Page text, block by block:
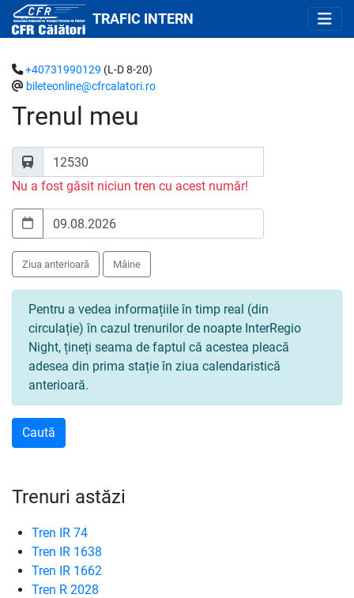
TRAFIC INTERN
Trenul meu
+40731990129 (L-D 8-20)
bileteonline@cfrcalatori.ro
Nu a fost găsit niciun tren cu acest număr!
Ziua anterioară Mâine
Pentru a vedea informațiile în timp real (din
circulație) în cazul trenurilor de noapte InterRegio
Night, țineți seama de faptul că acestea pleacă
adesea din prima stație în ziua calendaristică
anterioară.
Trenuri astăzi
Tren IR 74
Tren IR 1638
Tren IR 1662
Tren R 2028